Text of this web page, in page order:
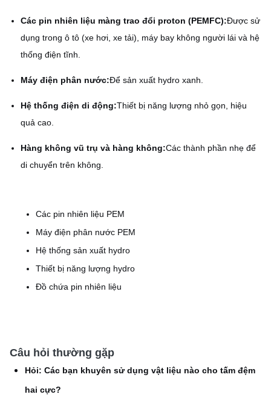
Các pin nhiên liệu màng trao đổi proton (PEMFC):Được sử
dụng trong ô tô (xe hơi, xe tải), máy bay không người lái và hệ
thống điện tĩnh.
Máy điện phân nước:Để sản xuất hydro xanh.
Hệ thống điện di động:Thiết bị năng lượng nhỏ gọn, hiệu
quả cao.
Hàng không vũ trụ và hàng không:Các thành phần nhẹ để
di chuyển trên không.
Các pin nhiên liệu PEM
Máy điện phân nước PEM
Hệ thống sản xuất hydro
Thiết bị năng lượng hydro
Đồ chứa pin nhiên liệu
Câu hỏi thường gặp
Hỏi: Các bạn khuyên sử dụng vật liệu nào cho tấm đệm
hai cực?